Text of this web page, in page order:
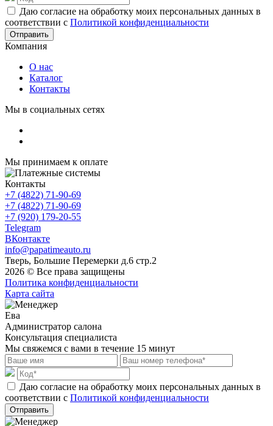
Даю согласие на обработку моих персональных данных в
соответствии с Политикой конфиденциальности
Отправить
Компания
О нас
Каталог
Контакты
Мы в социальных сетях
Мы принимаем к оплате
Контакты
+7 (4822) 71-90-69
+7 (4822) 71-90-69
+7 (920) 179-20-55
Telegram
ВКонтакте
info@papatimeauto.ru
Тверь, Большие Перемерки д.6 стр.2
2026 © Все права защищены
Политика конфиденциальности
Карта сайта
Ева
Администратор салона
Консультация специалиста
Мы свяжемся с вами в течение 15 минут
Даю согласие на обработку моих персональных данных в
соответствии с Политикой конфиденциальности
Отправить